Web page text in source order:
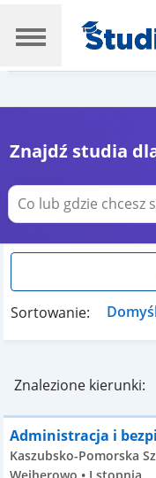
Znajdź studia
Sortowanie:
Znalezione kierunki:
Administracja i
Kaszubsko-Pomorska